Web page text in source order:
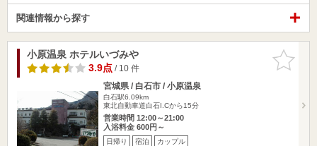
関連情報から探す
お気に入
りに追加
小原温泉 ホテルいづみや
3.9点/ 10 件
宮城県 / 白石市 / 小原温泉
白石駅6.09km
東北自動車道白石I.Cから15分
営業時間 12:00～21:00
入浴料金 600円～
日帰り 宿泊 カップル